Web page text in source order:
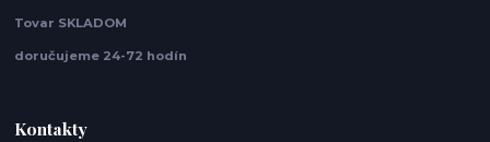
Tovar SKLADOM
doručujeme 24-72 hodín
Kontakty